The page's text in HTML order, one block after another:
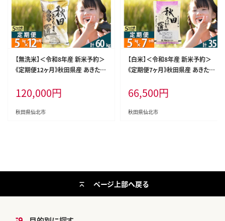
【無洗米】＜令和8年産 新米予約＞
《定期便12ヶ月》秋田県産 あきたこ
ロ お米 匠 [サンファーム西木 米5k
g 米 5kg 米 5kg定期便 お米定期
便 あきたこまち ごはん 米 お米]
120,000円
秋田県仙北市
【白米】＜令和8年産 新米予約＞
《定期便7ヶ月》秋田県産 あきたこま
米 匠 [サンファーム西木 米5kg 米
5kg 米 5kg定期便 お米定期便 白
米 あきたこまち ごはん 米 お米 精
66,500円
秋田県仙北市
ページ上部へ戻る